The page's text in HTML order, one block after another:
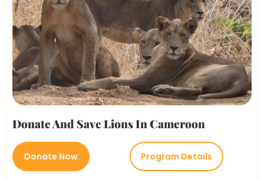
Donate And Save Lions In Cameroon
Donate Now Program Details